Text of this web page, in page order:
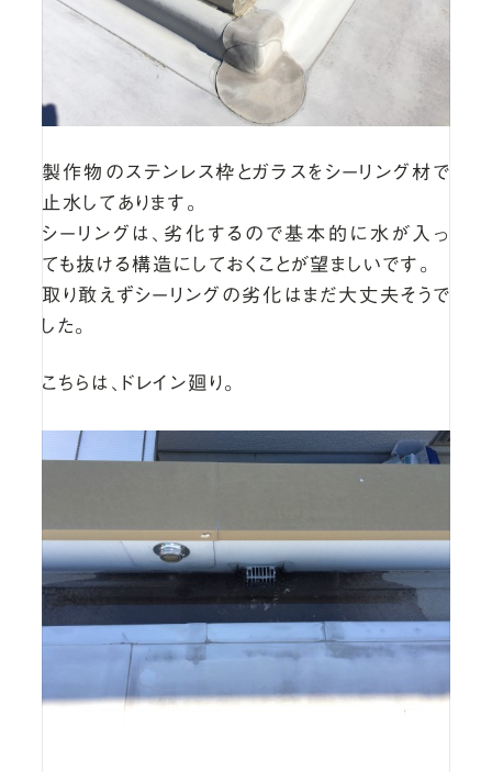
製作物のステンレス枠とガラスをシーリング材で
止水してあります。
シーリングは、劣化するので基本的に水が入っ
ても抜ける構造にしておくことが望ましいです。
取り敢えずシーリングの劣化はまだ大丈夫そうで
した。
こちらは、ドレイン廻り。